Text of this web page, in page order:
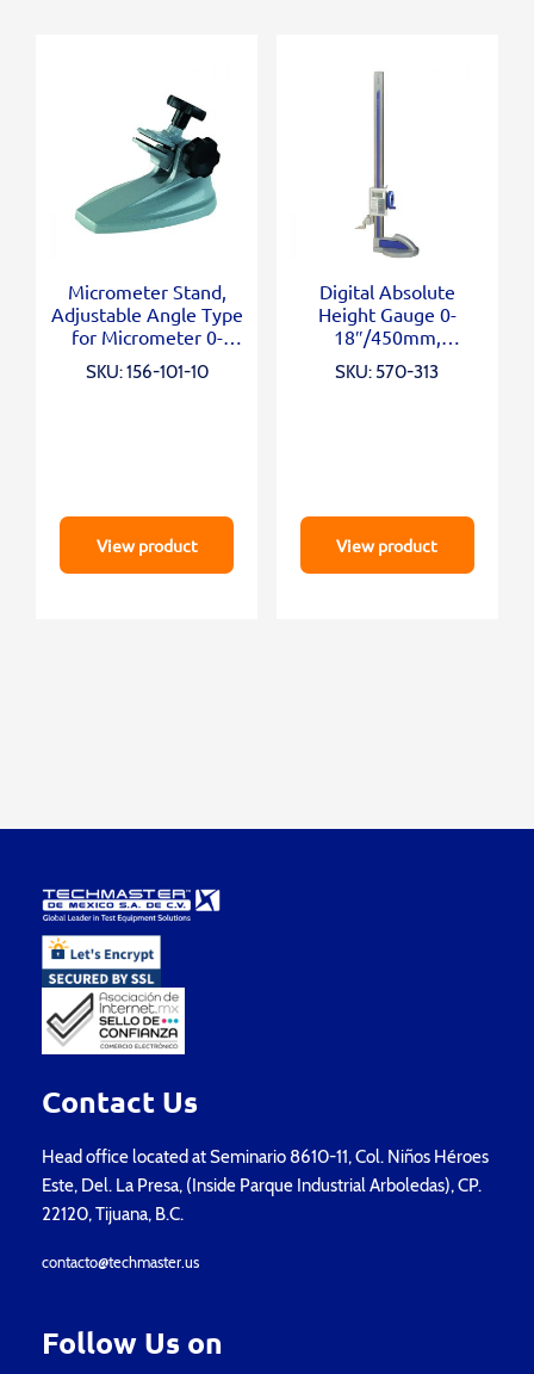
Micrometer Stand,
Adjustable Angle Type
for Micrometer 0-
100mm/0-4″
SKU: 156-101-10
View product
Digital Absolute
Height Gauge 0-
18″/450mm,
Inch/Metric
SKU: 570-313
View product
Contact Us
Head office located at Seminario 8610-11, Col. Niños Héroes
Este, Del. La Presa, (Inside Parque Industrial Arboledas), CP.
22120, Tijuana, B.C.
contacto@techmaster.us
Follow Us on